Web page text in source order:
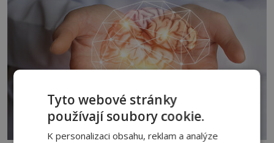
Tyto webové stránky
používají soubory cookie.
K personalizaci obsahu, reklam a analýze